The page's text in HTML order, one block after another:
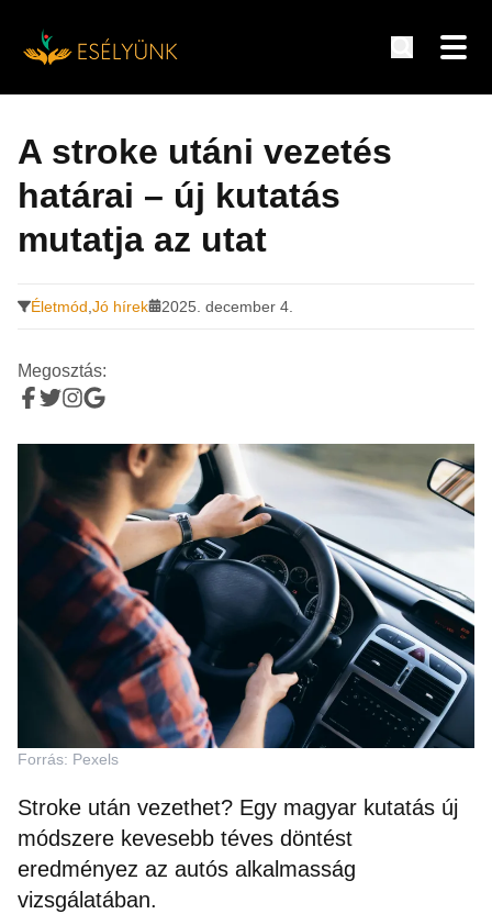
tartalomra
A stroke utáni vezetés
határai – új kutatás
mutatja az utat
Életmód Jó hírek 2025. december 4.
Megosztás:
Forrás: Pexels
Stroke után vezethet? Egy magyar kutatás új
módszere kevesebb téves döntést
eredményez az autós alkalmasság
vizsgálatában.